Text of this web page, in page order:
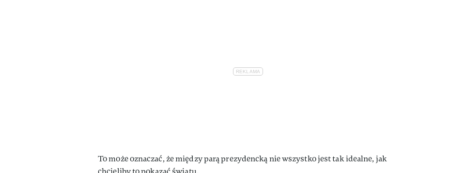
To może oznaczać, że między parą prezydencką nie wszystko jest tak idealne, jak